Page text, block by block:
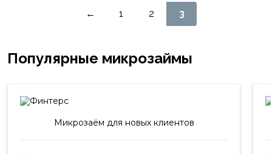
← 1 2 3
Популярные микрозаймы
Микрозаём для новых клиентов